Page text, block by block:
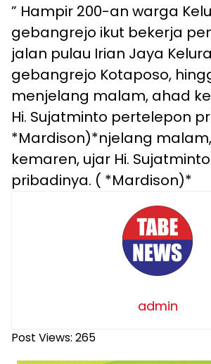
” Hampir 200-an warga
gebangrejo ikut bekerja
jalan pulau Irian Jaya
gebangrejo Kotaposo,
menjelang malam, ahad
Hi. Sujatminto pertelepon
*Mardison)*njelang
kemaren, ujar Hi.
pribadinya. ( *Mardison)*
admin
Post Views: 265